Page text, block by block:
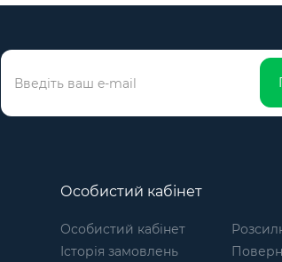
Особистий кабінет
Особистий кабінет
Історія замовлень